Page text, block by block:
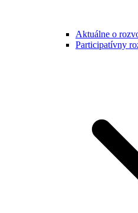
Aktuálne o
Participatívny